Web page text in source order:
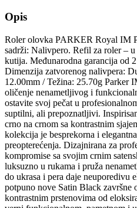
Opis
Roler olovka PARKER Royal IM
sadrži: Nalivpero. Refil za roler –
kutija. Međunarodna garancija od
Dimenzija zatvorenog nalivpera:
12.00mm / Težina: 25.70g Parker
oličenje nenametljivog i
ostavite svoj pečat u
suptilni, ali prepoznatljivi.
crno na crnom sa kontrastnim
kolekcija je besprekorna i
preopterećenja. Dizajnirana za
kompromise sa svojim crnim
luksuzno u rukama i pruža
do ukrasa i pera daje neuporedivu
potpuno nove Satin Black završne
kontrastnim prstenovima od